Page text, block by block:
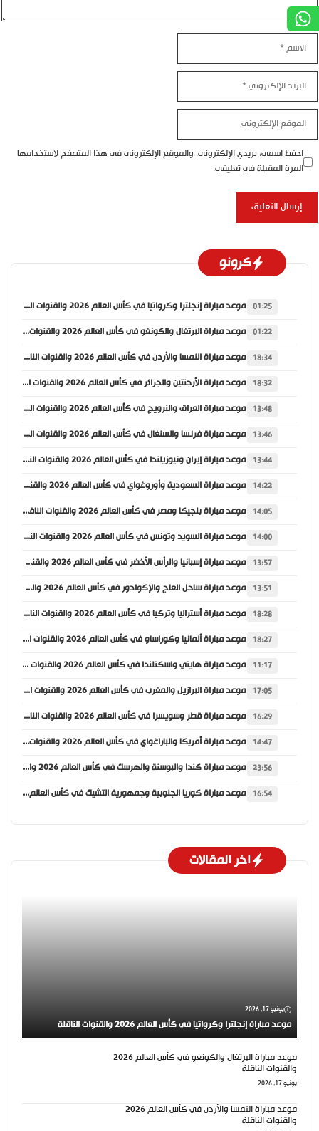
الإلكتروني
الإلكتروني
احفظ اسمي، بريدي الإلكتروني، والموقع الإلكتروني في هذا المتصفح لاستخدامها
المرة المقبلة في تعليقي.
كرونو
01:25 موعد مباراة إنجلترا وكرواتيا في كأس العالم 2026 والقنوات الناقلة
01:22 موعد مباراة البرتغال والكونغو في كأس العالم 2026 والقنوات الناقلة
18:34 موعد مباراة النمسا والأردن في كأس العالم 2026 والقنوات الناقلة
18:32 موعد مباراة الأرجنتين والجزائر في كأس العالم 2026 والقنوات الناقلة
13:48 موعد مباراة العراق والنرويج في كأس العالم 2026 والقنوات الناقلة
13:46 موعد مباراة فرنسا والسنغال في كأس العالم 2026 والقنوات الناقلة
13:44 موعد مباراة إيران ونيوزيلندا في كأس العالم 2026 والقنوات الناقلة
14:22 موعد مباراة السعودية وأوروغواي في كأس العالم 2026 والقنوات الناقلة
14:05 موعد مباراة بلجيكا ومصر في كأس العالم 2026 والقنوات الناقلة
14:00 موعد مباراة السويد وتونس في كأس العالم 2026 والقنوات الناقلة
13:57 موعد مباراة إسبانيا والرأس الأخضر في كأس العالم 2026 والقنوات الناقلة
13:51 موعد مباراة ساحل العاج والإكوادور في كأس العالم 2026 والقنوات الناقلة
18:28 موعد مباراة أستراليا وتركيا في كأس العالم 2026 والقنوات الناقلة
18:27 موعد مباراة ألمانيا وكوراساو في كأس العالم 2026 والقنوات الناقلة
11:17 موعد مباراة هايتي واسكتلندا في كأس العالم 2026 والقنوات الناقلة
17:05 موعد مباراة البرازيل والمغرب في كأس العالم 2026 والقنوات الناقلة
16:29 موعد مباراة قطر وسويسرا في كأس العالم 2026 والقنوات الناقلة
14:47 موعد مباراة أمريكا والباراغواي في كأس العالم 2026 والقنوات الناقلة
23:56 موعد مباراة كندا والبوسنة والهرسك في كأس العالم 2026 والقنوات الناقلة
16:54 موعد مباراة كوريا الجنوبية وجمهورية التشيك في كأس العالم 2026 والقنوات الناقلة
اخر المقالات
يونيو 17, 2026
موعد مباراة إنجلترا وكرواتيا في كأس العالم 2026 والقنوات الناقلة
موعد مباراة البرتغال والكونغو في كأس العالم 2026
والقنوات الناقلة
يونيو 17, 2026
موعد مباراة النمسا والأردن في كأس العالم 2026
والقنوات الناقلة